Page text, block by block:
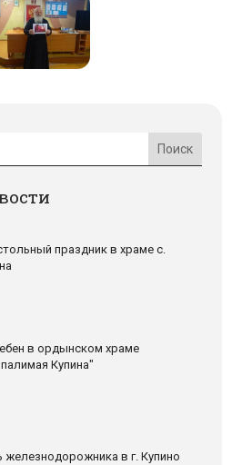
праздник в храме с.
в ордынском храме
Купина"
железнодорожника в г. Купино